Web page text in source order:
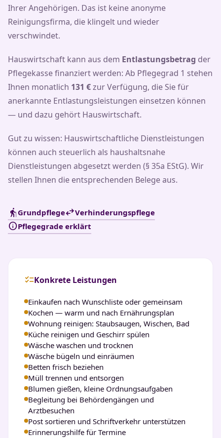
Ihrer Angehörigen. Das ist keine anonyme
Reinigungsfirma, die klingelt und wieder
verschwindet.
Hauswirtschaft kann aus dem Entlastungsbetrag der
Pflegekasse finanziert werden: Ab Pflegegrad 1 stehen
Ihnen monatlich 131 €zur Verfügung, die Sie für
anerkannte Entlastungsleistungen einsetzen können
— und dazu gehört Hauswirtschaft.
Gut zu wissen: Hauswirtschaftliche Dienstleistungen
können auch steuerlich als haushaltsnahe
Dienstleistungen abgesetzt werden (§ 35a EStG). Wir
stellen Ihnen die entsprechenden Belege aus.
elderly Grundpflegeswap_horizVerhinderungspflege
infoPflegegrade erklärt
checklistKonkrete Leistungen
Einkaufen nach Wunschliste oder gemeinsam
Kochen — warm und nach Ernährungsplan
Wohnung reinigen: Staubsaugen, Wischen, Bad
Küche reinigen und Geschirr spülen
Wäsche waschen und trocknen
Wäsche bügeln und einräumen
Betten frisch beziehen
Müll trennen und entsorgen
Blumen gießen, kleine Ordnungsaufgaben
Begleitung bei Behördengängen und
Arztbesuchen
Post sortieren und Schriftverkehr unterstützen
Erinnerungshilfe für Termine